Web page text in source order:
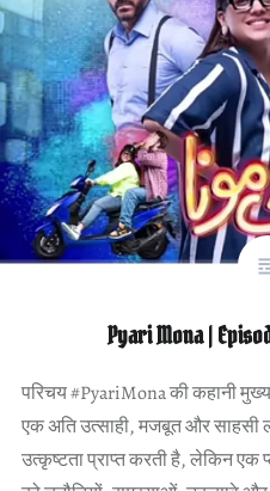
Pyari Mona |
परिचय #PyariMona की कहानी मुख्य
एक अति उत्साही, मजबूत और साहसी
उत्कृष्टता प्राप्त करती है, लेकिन एक